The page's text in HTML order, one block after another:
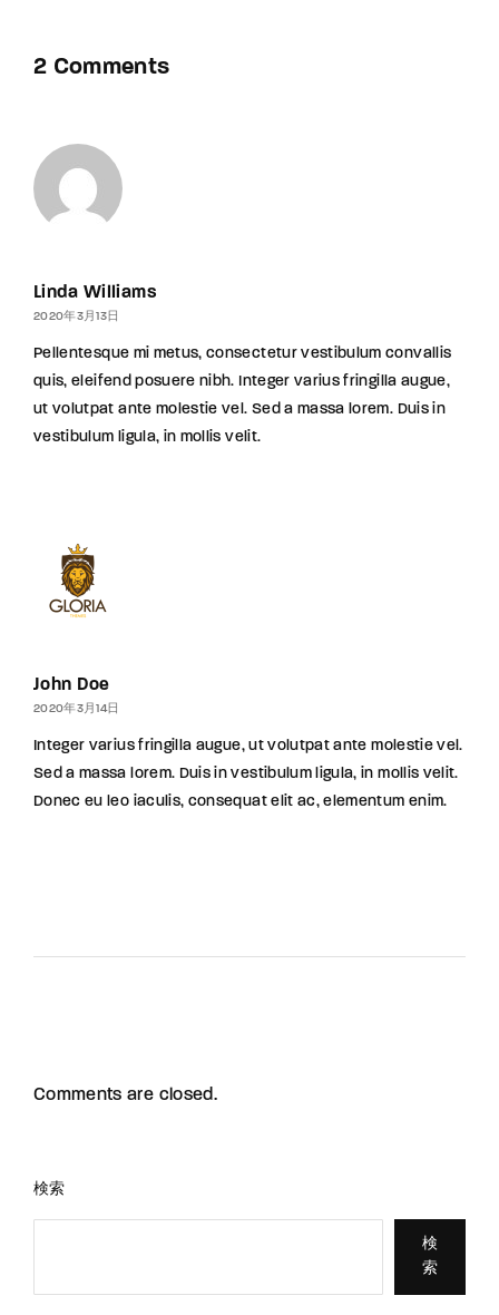
2 Comments
Linda Williams
2020年3月13日
Pellentesque mi metus, consectetur vestibulum convallis
quis, eleifend posuere nibh. Integer varius fringilla augue,
ut volutpat ante molestie vel. Sed a massa lorem. Duis in
vestibulum ligula, in mollis velit.
John Doe
2020年3月14日
Integer varius fringilla augue, ut volutpat ante molestie vel.
Sed a massa lorem. Duis in vestibulum ligula, in mollis velit.
Donec eu leo iaculis, consequat elit ac, elementum enim.
Comments are closed.
検索
検
索